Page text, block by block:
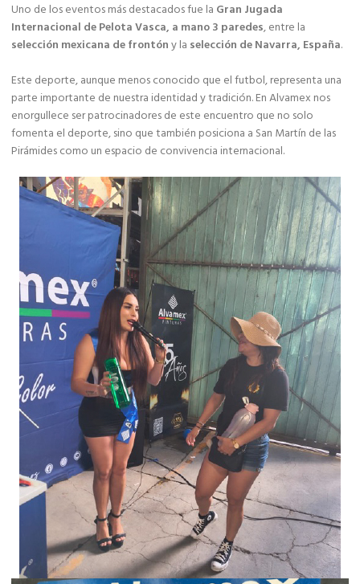
Uno de los eventos más destacados fue la Gran Jugada
Internacional de Pelota Vasca, a mano 3 paredes, entre la
selección mexicana de frontóny la selección de Navarra, España.
Este deporte, aunque menos conocido que el futbol, representa una
parte importante de nuestra identidad y tradición. En Alvamex nos
enorgullece ser patrocinadores de este encuentro que no solo
fomenta el deporte, sino que también posiciona a San Martín de las
Pirámides como un espacio de convivencia internacional.